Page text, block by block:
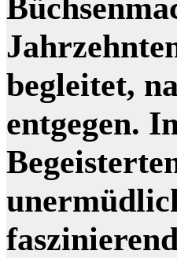
begleitet,
entgegen.